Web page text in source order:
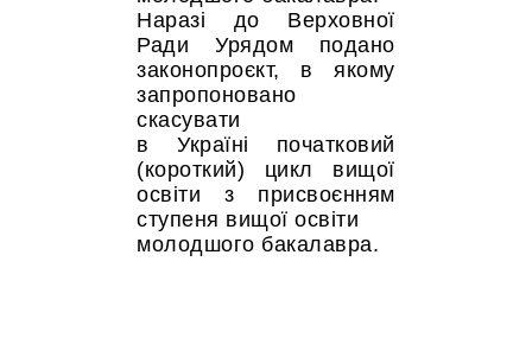
Наразі до Верховної
Ради Урядом подано
законопроєкт, в якому
запропоновано
скасувати
в Україні початковий
(короткий) цикл вищої
освіти з присвоєнням
ступеня вищої освіти
молодшого бакалавра.